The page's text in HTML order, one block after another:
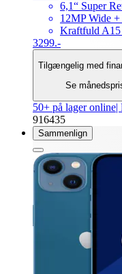
6,1“ Super
12MP Wide
Kraftfuld
3299.-
Tilgængelig med
Se
50+ på lager online|
916435
Sammenlign